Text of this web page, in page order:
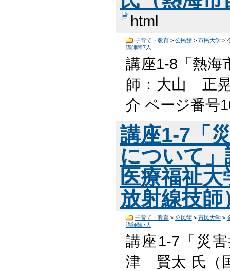
html
子育て・教育> 公民館> 市民大学>
講師陣7人
講座1-8「熱海
師：大山 正
介 ページ番号
講座1-7「
について
医療福祉
放射線技
子育て・教育> 公民館> 市民大学>
講師陣7人
講座1-7「災
津 賢太 氏（